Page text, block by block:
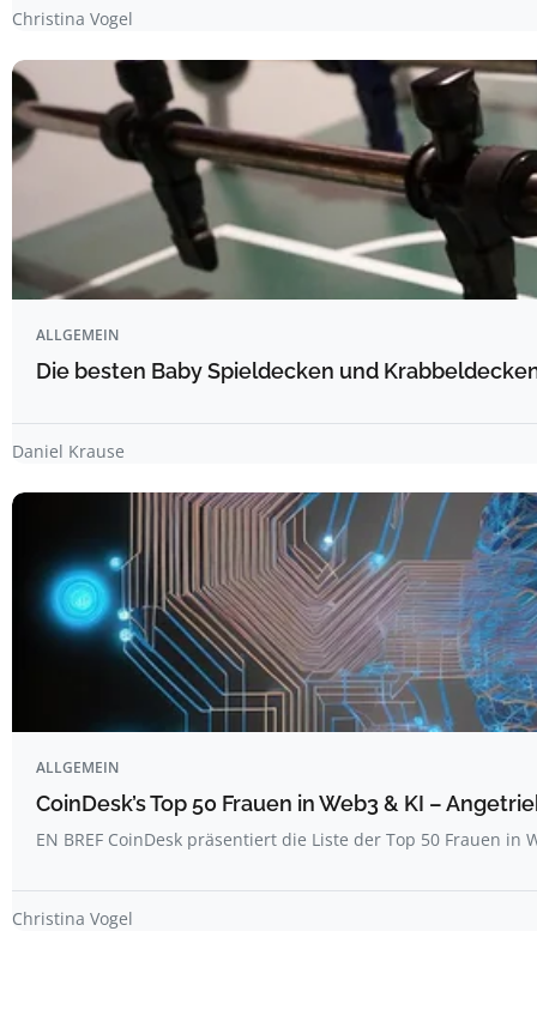
Christina Vogel
ALLGEMEIN
Die besten Baby Spieldecken und
Daniel Krause
ALLGEMEIN
CoinDesk’s Top 50 Frauen in Web3 & KI –
EN BREF CoinDesk präsentiert die Liste der Top 50 Frauen in
Christina Vogel